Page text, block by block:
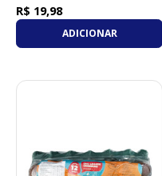
R$ 19,98
ADICIONAR